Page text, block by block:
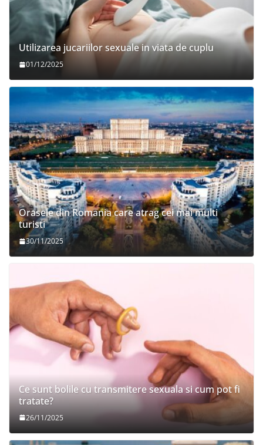
Utilizarea jucariilor sexuale in viata de cuplu
01/12/2025
Orasele din Romania care atrag cei mai multi
turisti
30/11/2025
Ce sunt bolile cu transmitere sexuala si cum pot fi
tratate?
26/11/2025